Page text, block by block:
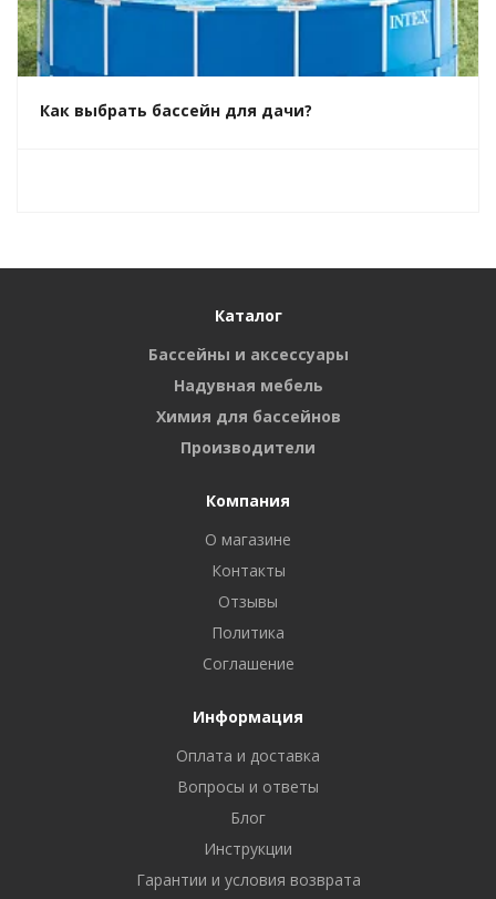
Как выбрать бассейн для дачи?
Каталог
Бассейны и аксессуары
Надувная мебель
Химия для бассейнов
Производители
Компания
О магазине
Контакты
Отзывы
Политика
Соглашение
Информация
Оплата и доставка
Вопросы и ответы
Блог
Инструкции
Гарантии и условия возврата